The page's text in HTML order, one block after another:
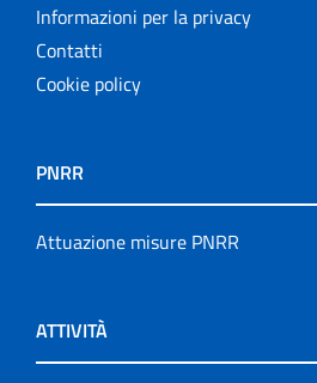
Informazioni per la privacy
Contatti
Cookie policy
PNRR
Attuazione misure PNRR
ATTIVITÀ